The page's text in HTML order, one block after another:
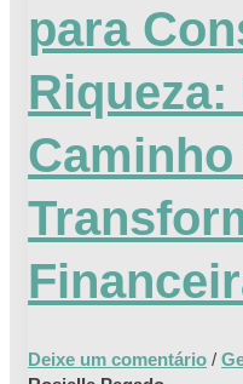
para
Riqueza:
Deixe um comentário /
Riqueza:
Um
Caminho
para
a
Transformação
Financeira